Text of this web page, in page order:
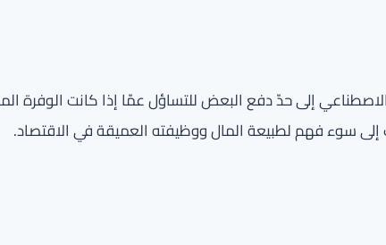
إلى حدّ دفع البعض للتساؤل عمّا إذا كانت الوفرة
إلى سوء فهم لطبيعة المال ووظيفته العميقة في الاقتصاد.